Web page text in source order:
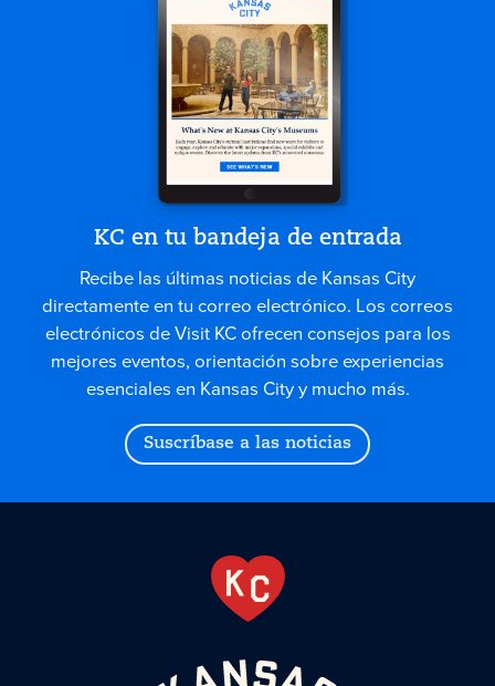
KC en tu bandeja de entrada
Recibe las últimas noticias de Kansas City
directamente en tu correo electrónico. Los correos
electrónicos de Visit KC ofrecen consejos para los
mejores eventos, orientación sobre experiencias
esenciales en Kansas City y mucho más.
Suscríbase a las noticias